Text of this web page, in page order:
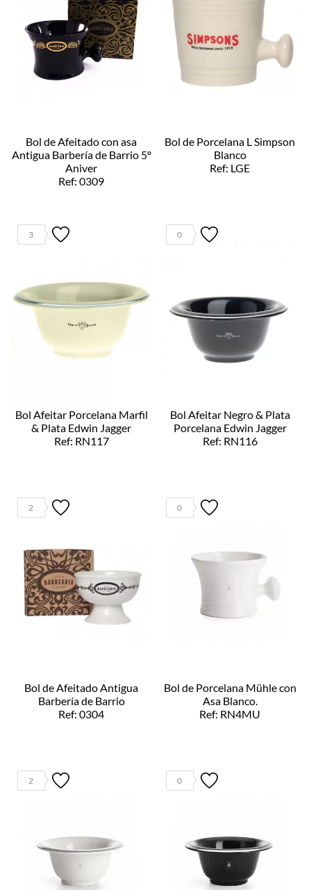
Bol de Afeitado con asa
Antigua Barbería de Barrio 5º
Aniver
Ref: 0309
Bol de Porcelana L Simpson
Blanco
Ref: LGE
3
Bol Afeitar Porcelana Marfil
& Plata Edwin Jagger
Ref: RN117
0
Bol Afeitar Negro & Plata
Porcelana Edwin Jagger
Ref: RN116
2
Bol de Afeitado Antigua
Barbería de Barrio
Ref: 0304
0
Bol de Porcelana Mühle con
Asa Blanco.
Ref: RN4MU
2 0